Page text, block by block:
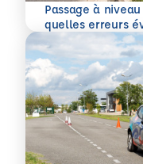
Passage à
quelles erreurs
En savoir plus